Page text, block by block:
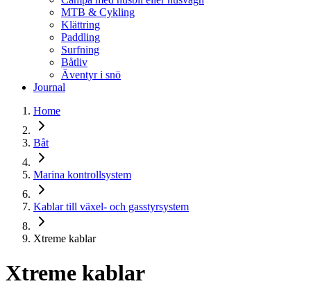
MTB & Cykling
Klättring
Paddling
Surfning
Båtliv
Äventyr i snö
Journal
Home
Båt
Marina kontrollsystem
Kablar till växel- och gasstyrsystem
Xtreme kablar
Xtreme kablar